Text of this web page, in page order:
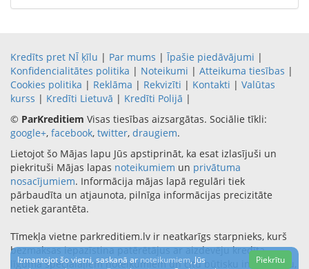
Kredīts pret NĪ ķīlu | Par mums | Īpašie piedāvājumi |
Konfidencialitātes politika | Noteikumi | Atteikuma tiesības |
Cookies politika | Reklāma | Rekvizīti | Kontakti | Valūtas
kurss | Kredīti Lietuvā | Kredīti Polijā |
© ParKreditiem Visas tiesības aizsargātas. Sociālie tīkli:
google+, facebook, twitter, draugiem.
Lietojot šo Mājas lapu Jūs apstiprināt, ka esat izlasījuši un
piekrituši Mājas lapas noteikumiem un privātuma
nosacījumiem. Informācija mājas lapā regulāri tiek
pārbaudīta un atjaunota, pilnīga informācijas precizitāte
netiek garantēta.
Tīmekļa vietne parkreditiem.lv ir neatkarīgs starpnieks, kurš
bezmaksas iepazīstina patērētājus ar aizdevēju kredīta
līguma speciālajiem noteikumiem un citu būtisku informāciju,
Izmantojot šo vietni, saskaņā ar noteikumiem, Jūs
Piekrītu